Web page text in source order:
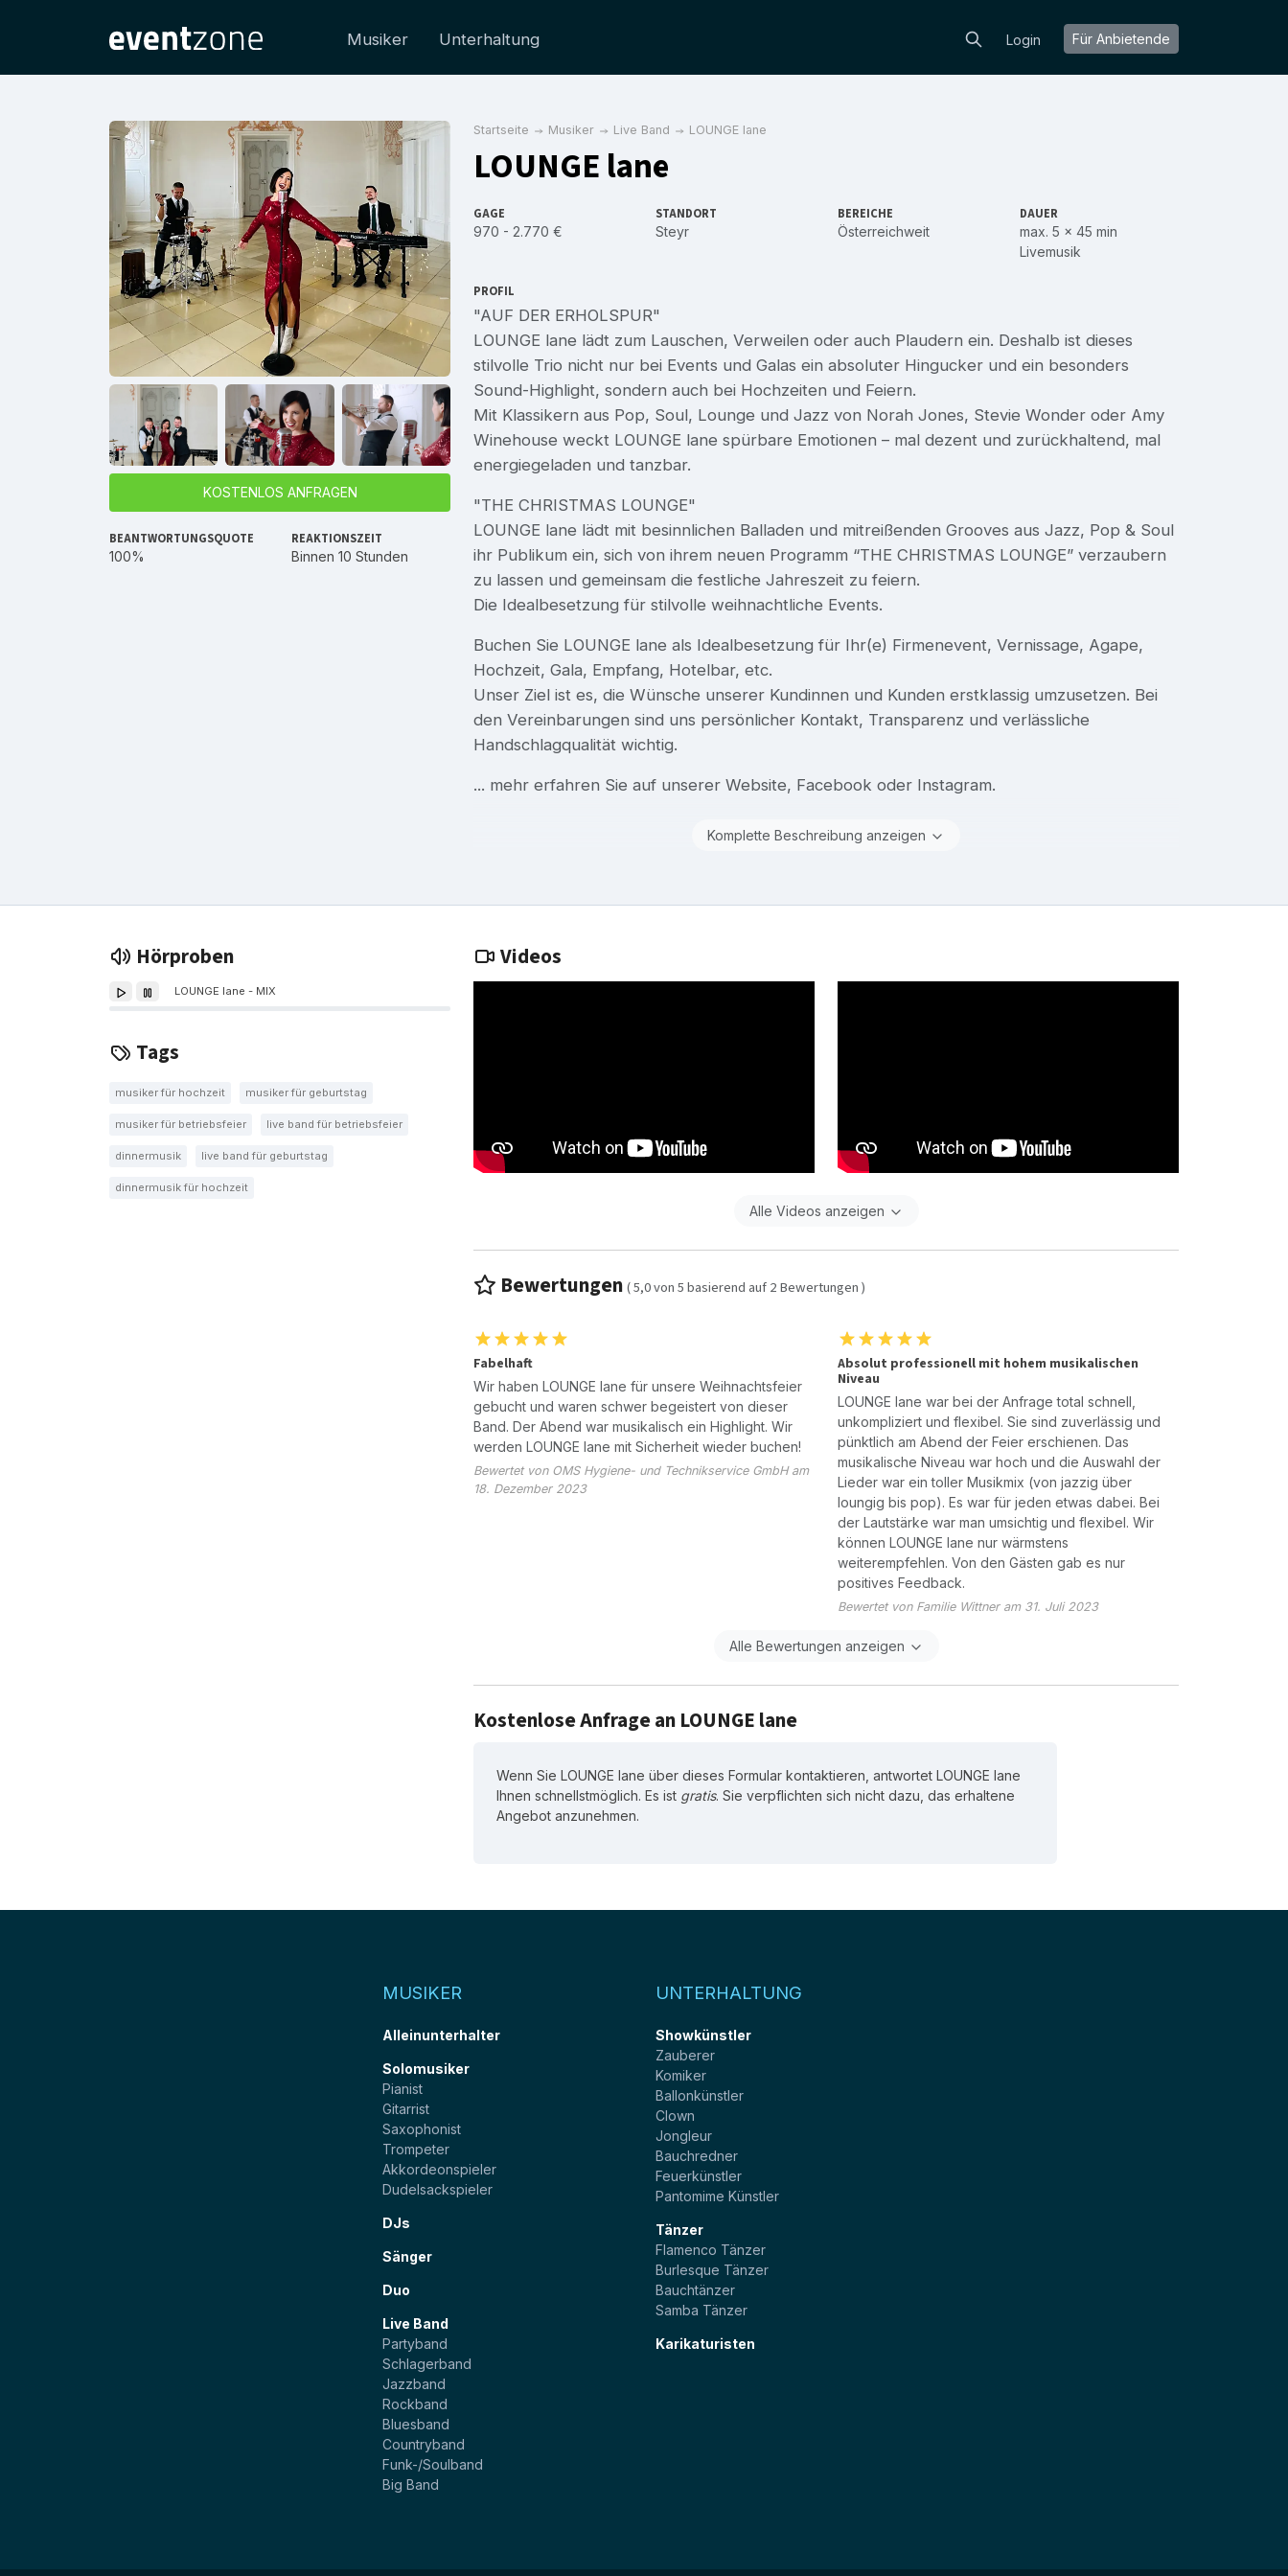
Musiker Unterhaltung Login Für Anbietende
KOSTENLOS ANFRAGEN
BEANTWORTUNGSQUOTE
100%
REAKTIONSZEIT
Binnen 10 Stunden
Startseite Musiker Live Band LOUNGE lane
LOUNGE lane
GAGE
970 - 2.770 €
STANDORT
Steyr
BEREICHE
Österreichweit
DAUER
max. 5 x 45 min
Livemusik
PROFIL
"AUF DER ERHOLSPUR"
LOUNGE lane lädt zum Lauschen, Verweilen oder auch Plaudern ein. Deshalb ist dieses
stilvolle Trio nicht nur bei Events und Galas ein absoluter Hingucker und ein besonders
Sound-Highlight, sondern auch bei Hochzeiten und Feiern.
Mit Klassikern aus Pop, Soul, Lounge und Jazz von Norah Jones, Stevie Wonder oder Amy
Winehouse weckt LOUNGE lane spürbare Emotionen – mal dezent und zurückhaltend, mal
energiegeladen und tanzbar.
"THE CHRISTMAS LOUNGE"
LOUNGE lane lädt mit besinnlichen Balladen und mitreißenden Grooves aus Jazz, Pop & Soul
ihr Publikum ein, sich von ihrem neuen Programm “THE CHRISTMAS LOUNGE” verzaubern
zu lassen und gemeinsam die festliche Jahreszeit zu feiern.
Die Idealbesetzung für stilvolle weihnachtliche Events.
Buchen Sie LOUNGE lane als Idealbesetzung für Ihr(e) Firmenevent, Vernissage, Agape,
Hochzeit, Gala, Empfang, Hotelbar, etc.
Unser Ziel ist es, die Wünsche unserer Kundinnen und Kunden erstklassig umzusetzen. Bei
den Vereinbarungen sind uns persönlicher Kontakt, Transparenz und verlässliche
Handschlagqualität wichtig.
... mehr erfahren Sie auf unserer Website, Facebook oder Instagram.
Komplette Beschreibung anzeigen
Hörproben
LOUNGE lane - MIX
Tags
musiker für hochzeit musiker für geburtstag
musiker für betriebsfeier live band für betriebsfeier
dinnermusik live band für geburtstag
dinnermusik für hochzeit
Videos
Alle Videos anzeigen
Bewertungen(5,0von5basierend auf2Bewertungen )
Fabelhaft
Wir haben LOUNGE lane für unsere Weihnachtsfeier
gebucht und waren schwer begeistert von dieser
Band. Der Abend war musikalisch ein Highlight. Wir
werden LOUNGE lane mit Sicherheit wieder buchen!
Bewertet von OMS Hygiene- und Technikservice GmbH am
18. Dezember 2023
Absolut professionell mit hohem musikalischen
Niveau
LOUNGE lane war bei der Anfrage total schnell,
unkompliziert und flexibel. Sie sind zuverlässig und
pünktlich am Abend der Feier erschienen. Das
musikalische Niveau war hoch und die Auswahl der
Lieder war ein toller Musikmix (von jazzig über
loungig bis pop). Es war für jeden etwas dabei. Bei
der Lautstärke war man umsichtig und flexibel. Wir
können LOUNGE lane nur wärmstens
weiterempfehlen. Von den Gästen gab es nur
positives Feedback.
Bewertet von Familie Wittner am 31. Juli 2023
Alle Bewertungen anzeigen
Kostenlose Anfrage an LOUNGE lane
Wenn Sie LOUNGE lane über dieses Formular kontaktieren, antwortet LOUNGE lane
Ihnen schnellstmöglich. Es ist gratis. Sie verpflichten sich nicht dazu, das erhaltene
Angebot anzunehmen.
MUSIKER
Alleinunterhalter
Solomusiker
Pianist
Gitarrist
Saxophonist
Trompeter
Akkordeonspieler
Dudelsackspieler
DJs
Sänger
Duo
Live Band
Partyband
Schlagerband
Jazzband
Rockband
Bluesband
Countryband
Funk-/Soulband
Big Band
UNTERHALTUNG
Showkünstler
Zauberer
Komiker
Ballonkünstler
Clown
Jongleur
Bauchredner
Feuerkünstler
Pantomime Künstler
Tänzer
Flamenco Tänzer
Burlesque Tänzer
Bauchtänzer
Samba Tänzer
Karikaturisten